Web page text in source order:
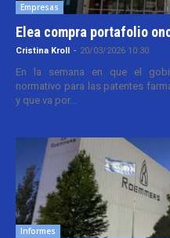
Empresas
Elea compra portafolio
Cristina Kroll - 20/03/2026 10:30
En la semana en que el
normativo para las patentes
y que va por...
Informes